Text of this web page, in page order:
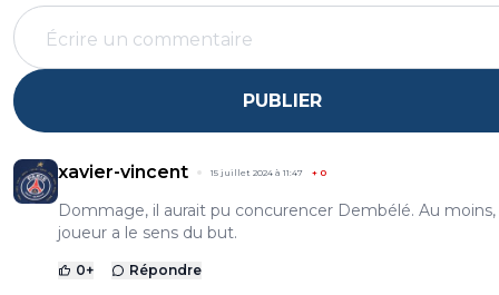
PUBLIER
xavier-vincent 15 juillet 2024 à 11:47 + 0
Dommage, il aurait pu concurencer Dembélé. Au
joueur a le sens du but.
0+ Répondre